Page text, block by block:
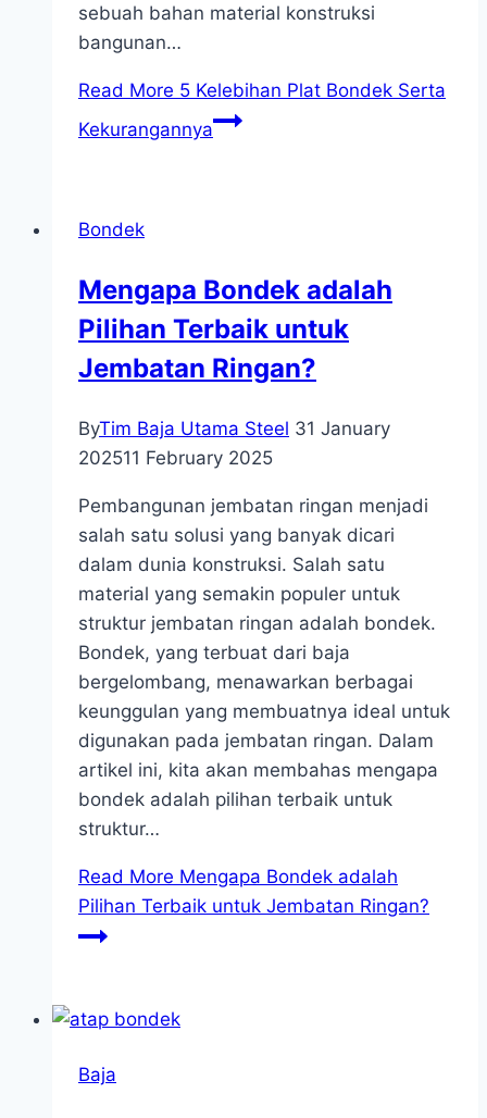
sebuah bahan material konstruksi
bangunan…
Read More 5 Kelebihan Plat Bondek Serta
Kekurangannya
Bondek
Mengapa Bondek adalah
Pilihan Terbaik untuk
Jembatan Ringan?
ByTim Baja Utama Steel 31 January
202511 February 2025
Pembangunan jembatan ringan menjadi
salah satu solusi yang banyak dicari
dalam dunia konstruksi. Salah satu
material yang semakin populer untuk
struktur jembatan ringan adalah bondek.
Bondek, yang terbuat dari baja
bergelombang, menawarkan berbagai
keunggulan yang membuatnya ideal untuk
digunakan pada jembatan ringan. Dalam
artikel ini, kita akan membahas mengapa
bondek adalah pilihan terbaik untuk
struktur…
Read More Mengapa Bondek adalah
Pilihan Terbaik untuk Jembatan Ringan?
Baja